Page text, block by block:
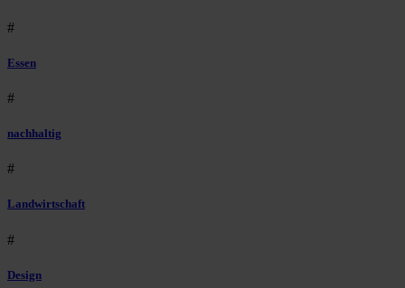
#
Essen
#
nachhaltig
#
Landwirtschaft
#
Design